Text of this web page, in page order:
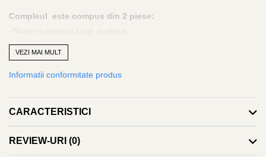
Compleul este compus din 2 piese:
-Pantaloni cu inchidere elastica si buzunare laterale.
Fermoar aplicat pe pantalon si bluza pentru o mai buna ajustare.
avand o croiala mulata, insa totodata fiind lejer si sexy.
VEZI MAI MULT
Informatii conformitate produs
CARACTERISTICI
REVIEW-URI (0)